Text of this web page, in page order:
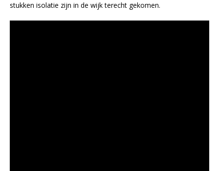
stukken isolatie zijn in de wijk terecht gekomen.